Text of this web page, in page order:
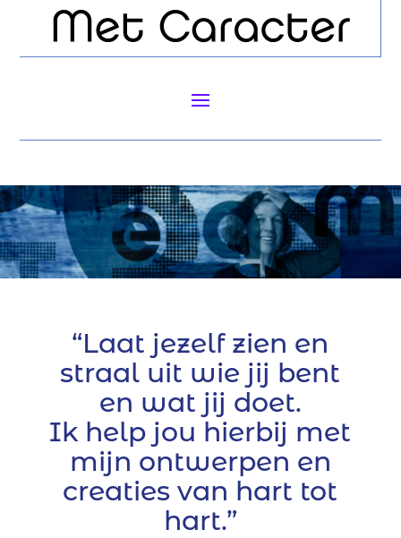
“Laat jezelf zien en
straal uit wie jij bent
en wat jij doet.
Ik help jou hierbij met
mijn ontwerpen en
creaties van hart tot
hart.”